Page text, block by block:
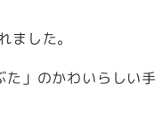
ました。
」のかわいらしい